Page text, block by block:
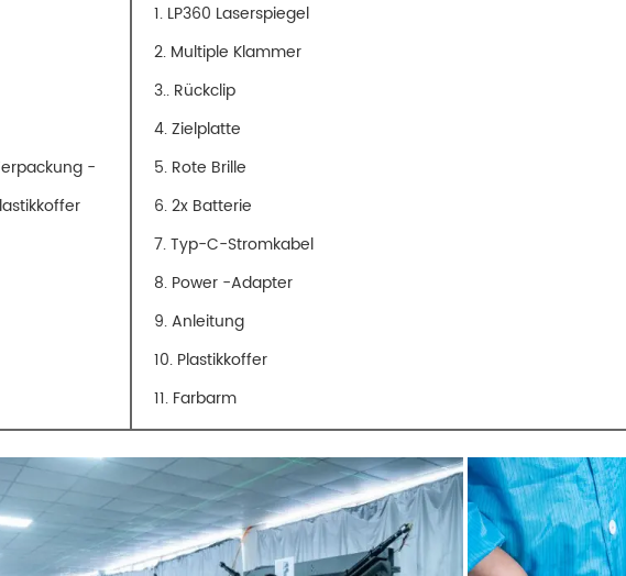
-
1. LP360 Laserspiegel
2. Multiple Klammer
3.. Rückclip
4. Zielplatte
5. Rote Brille
6. 2x Batterie
7. Typ-C-Stromkabel
8. Power -Adapter
9. Anleitung
10. Plastikkoffer
11. Farbarm